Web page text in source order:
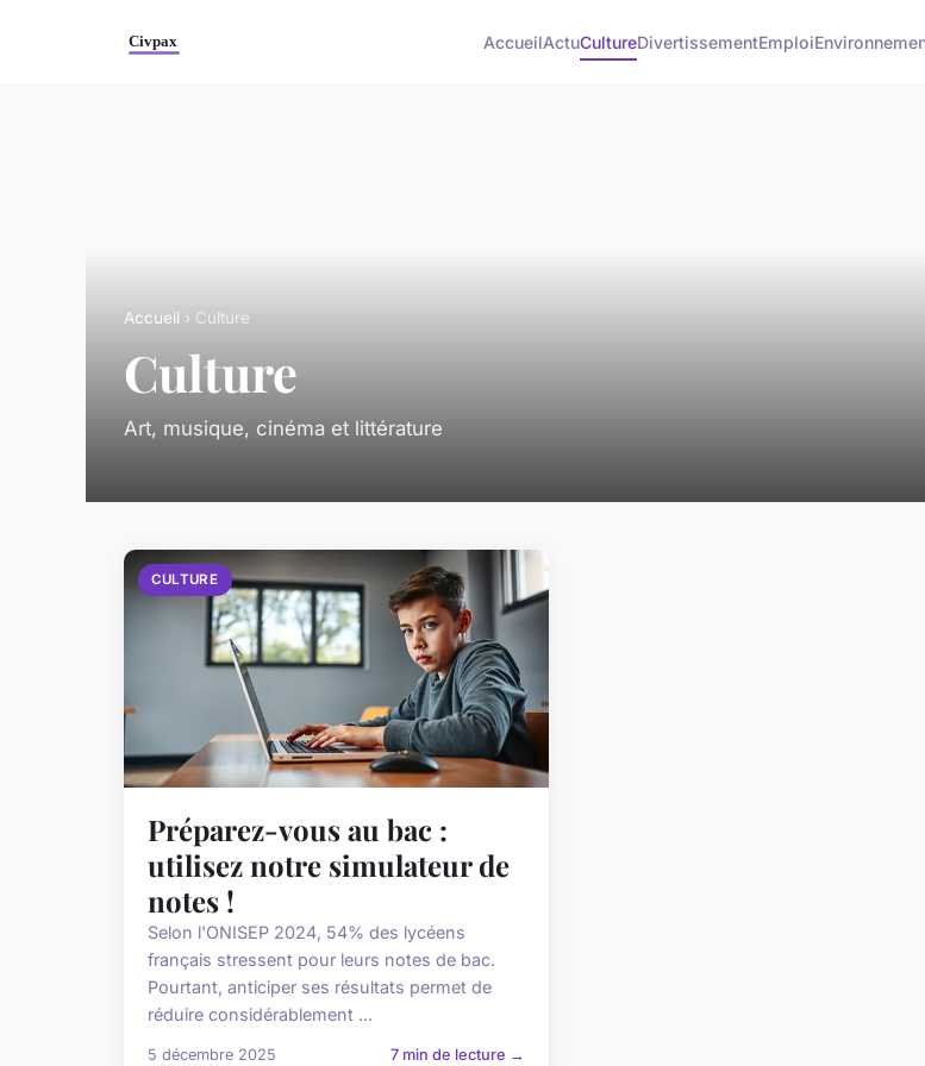
AccueilActuCultureDivertissementEmploi
Accueil › Culture
Culture
Art, musique, cinéma et littérature
CULTURE
Préparez-vous au bac :
utilisez notre simulateur de
notes !
Selon l'ONISEP 2024, 54% des lycéens
français stressent pour leurs notes de bac.
Pourtant, anticiper ses résultats permet de
réduire considérablement ...
5 décembre 2025 7 min de lecture →